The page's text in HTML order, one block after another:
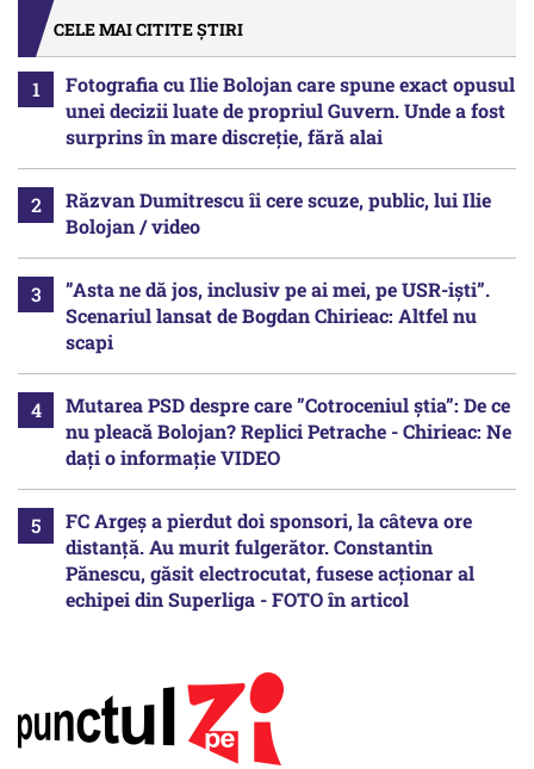
CELE MAI CITITE ȘTIRI
Fotografia cu Ilie Bolojan care spune exact opusul
unei decizii luate de propriul Guvern. Unde a fost
surprins în mare discreție, fără alai
Răzvan Dumitrescu îi cere scuze, public, lui Ilie
Bolojan / video
”Asta ne dă jos, inclusiv pe ai mei, pe USR-iști”.
Scenariul lansat de Bogdan Chirieac: Altfel nu
scapi
Mutarea PSD despre care ”Cotroceniul știa”: De ce
nu pleacă Bolojan? Replici Petrache - Chirieac: Ne
dați o informație VIDEO
FC Argeș a pierdut doi sponsori, la câteva ore
distanță. Au murit fulgerător. Constantin
Pănescu, găsit electrocutat, fusese acționar al
echipei din Superliga - FOTO în articol